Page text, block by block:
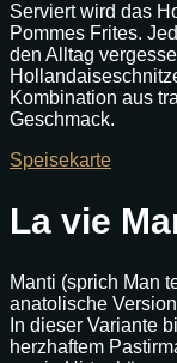
Serviert wird das
Pommes Frites.
den Alltag
Kombination aus
Geschmack.
Speisekarte
La vie
Manti (sprich Man
anatolische
In dieser Variante
herzhaftem